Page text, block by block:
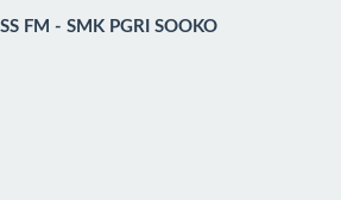
FM - SMK PGRI SOOKO